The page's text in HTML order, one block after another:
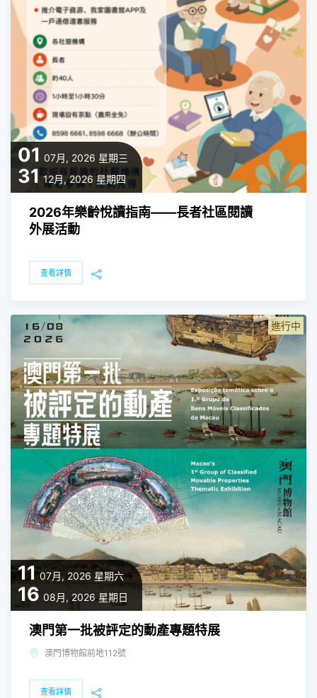
01 07月, 2026 星期三
31 12月, 2026 星期四
2026年樂齡悅讀指南——長者社區閱讀
外展活動
查看詳情
11 07月, 2026 星期六
16 08月, 2026 星期日
進行中
澳門第一批被評定的動產專題特展
澳門博物館前地112號
查看詳情